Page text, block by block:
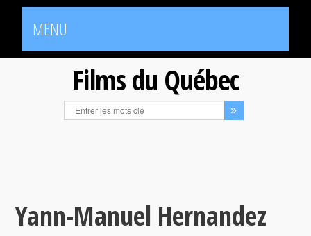
MENU
Films du Québec
Yann-Manuel Hernandez